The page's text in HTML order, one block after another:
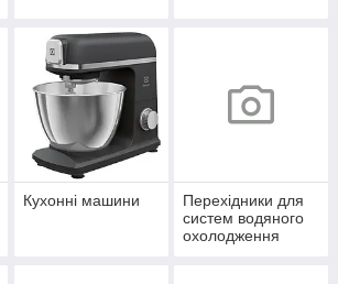
Кухонні машини
Перехідники для
систем водяного
охолодження